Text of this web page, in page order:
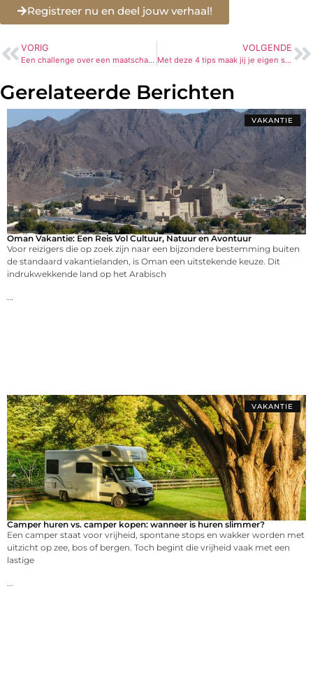
Registreer nu en deel jouw verhaal!
VORIG
Een challenge over een maatschappelijke uitdaging volgen
VOLGENDE
Met deze 4 tips maak jij je eigen sieraden – Yehwang sieraden
Gerelateerde Berichten
VAKANTIE
Oman Vakantie: Een Reis Vol Cultuur, Natuur en Avontuur
Voor reizigers die op zoek zijn naar een bijzondere bestemming buiten
de standaard vakantielanden, is Oman een uitstekende keuze. Dit
indrukwekkende land op het Arabisch
VAKANTIE
Camper huren vs. camper kopen: wanneer is huren slimmer?
Een camper staat voor vrijheid, spontane stops en wakker worden met
uitzicht op zee, bos of bergen. Toch begint die vrijheid vaak met een
lastige